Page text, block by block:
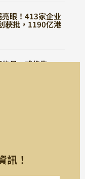
亮眼！413家企业
获批，1190亿港
号，或将告
訊！